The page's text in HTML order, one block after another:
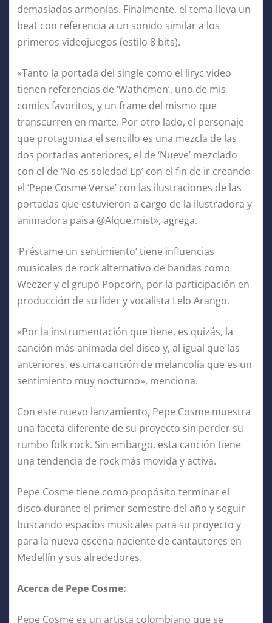
demasiadas armonías. Finalmente, el tema lleva un
beat con referencia a un sonido similar a los
primeros videojuegos (estilo 8 bits).
«Tanto la portada del single como el liryc video
tienen referencias de ‘Wathcmen’, uno de mis
comics favoritos, y un frame del mismo que
transcurren en marte. Por otro lado, el personaje
que protagoniza el sencillo es una mezcla de las
dos portadas anteriores, el de ‘Nueve’ mezclado
con el de ‘No es soledad Ep’ con el fin de ir creando
el ‘Pepe Cosme Verse’ con las ilustraciones de las
portadas que estuvieron a cargo de la ilustradora y
animadora paisa @Alque.mist», agrega.
‘Préstame un sentimiento’ tiene influencias
musicales de rock alternativo de bandas como
Weezer y el grupo Popcorn, por la participación en
producción de su líder y vocalista Lelo Arango.
«Por la instrumentación que tiene, es quizás, la
canción más animada del disco y, al igual que las
anteriores, es una canción de melancolía que es un
sentimiento muy nocturno», menciona.
Con este nuevo lanzamiento, Pepe Cosme muestra
una faceta diferente de su proyecto sin perder su
rumbo folk rock. Sin embargo, esta canción tiene
una tendencia de rock más movida y activa.
Pepe Cosme tiene como propósito terminar el
disco durante el primer semestre del año y seguir
buscando espacios musicales para su proyecto y
para la nueva escena naciente de cantautores en
Medellín y sus alrededores.
Acerca de Pepe Cosme:
Pepe Cosme es un artista colombiano que se